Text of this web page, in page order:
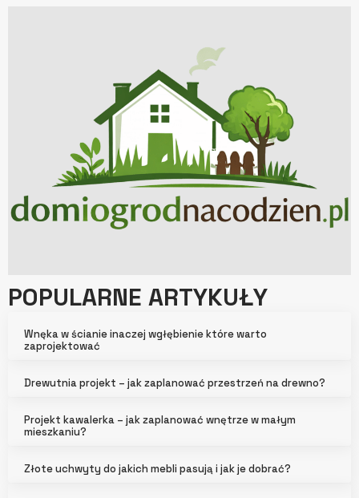
POPULARNE ARTYKUŁY
Wnęka w ścianie inaczej wgłębienie które warto
zaprojektować
Drewutnia projekt – jak zaplanować przestrzeń na drewno?
Projekt kawalerka – jak zaplanować wnętrze w małym
mieszkaniu?
Złote uchwyty do jakich mebli pasują i jak je dobrać?